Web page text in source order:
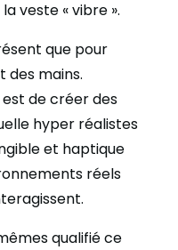
veste « vibre ».
que pour
mains.
de créer des
hyper réalistes
et haptique
réels
qualifié ce